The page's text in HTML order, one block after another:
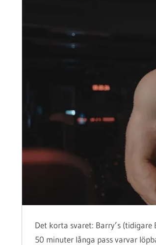
Det korta svaret: Barry’s
50 minuter långa pass varvar